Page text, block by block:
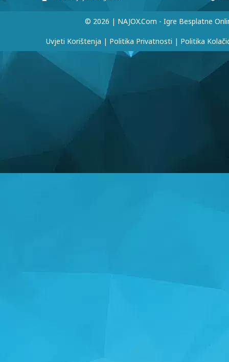
© 2026 | NAJOX.com - Igre Besplatne
Uvjeti Korištenja | Politika Privatnosti | Politika